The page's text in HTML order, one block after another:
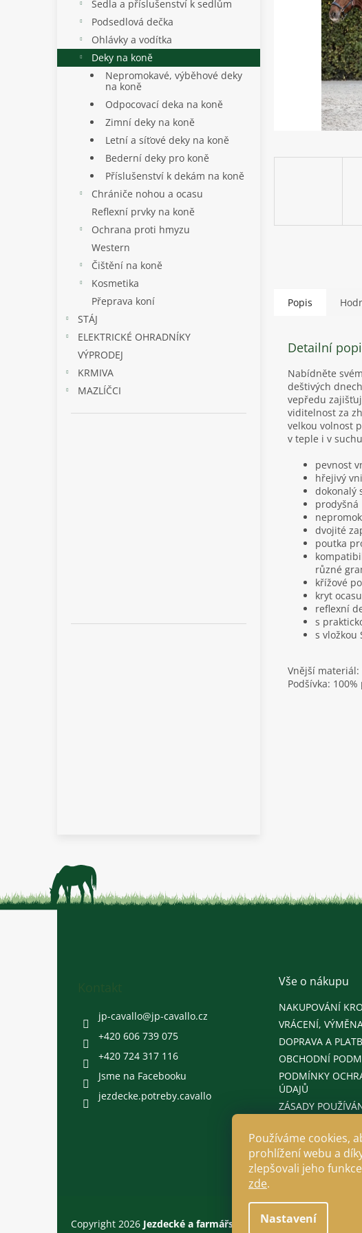
Používáme cookies,
prohlížení webu a
zlepšovali jeho
zde.
Nastavení
e
l
Sedla a příslušenství k sedlům
Podsedlová dečka
Ohlávky a vodítka
Deky na koně
Nepromokavé, výběhové deky
na koně
Odpocovací deka na koně
Zimní deky na koně
Letní a síťové deky na koně
Bederní deky pro koně
Příslušenství k dekám na koně
Chrániče nohou a ocasu
Reflexní prvky na koně
Ochrana proti hmyzu
Western
Čištění na koně
Kosmetika
Přeprava koní
STÁJ
ELEKTRICKÉ OHRADNÍKY
VÝPRODEJ
KRMIVA
MAZLÍČCI
Popis
Detailní
Nabídněte
deštivých
vepředu
viditelnost za
velkou volnost
v teple i v
pevnost
hřejivý
dokonalý
prodyšná
dvojité
poutka
různé
křížové
kryt ocasu
reflexní
s
s vložkou
Vnější materiál:
Podšívka:
Z
jp-cavallo@jp-cavallo.cz
+420 606 739 075
+420 724 317 116
Jsme na Facebooku
jezdecke.potreby.cavallo
Vše o nákupu
NAKUPOVÁNÍ
VRÁCENÍ,
DOPRAVA A
OBCHODNÍ
PODMÍNKY
ÚDAJŮ
ZÁSADY
Copyright 2026 Jezdecké a farmářské potřeby Cavallo